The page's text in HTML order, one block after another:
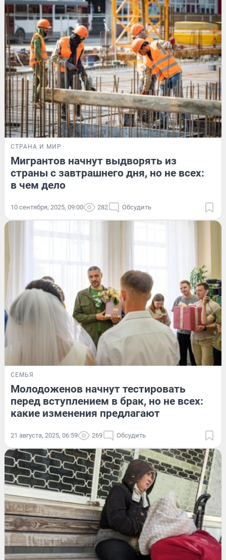
СТРАНА И МИР
Мигрантов начнут выдворять из
страны с завтрашнего дня, но не всех:
в чем дело
10 сентября, 2025, 09:00 282 Обсудить
СЕМЬЯ
Молодоженов начнут тестировать
перед вступлением в брак, но не всех:
какие изменения предлагают
21 августа, 2025, 06:59 269 Обсудить